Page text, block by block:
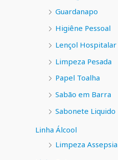
Guardanapo
Higiêne Pessoal
Lençol Hospitalar
Limpeza Pesada
Papel Toalha
Sabão em Barra
Sabonete Liquido
Linha Álcool
Limpeza Assepsia